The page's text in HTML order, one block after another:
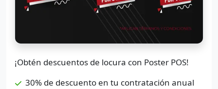
¡Obtén descuentos de locura con Poster POS!
30% de descuento en tu contratación anual